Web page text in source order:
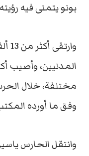
بونو يتمنى فيه
مختلفة، خلال
وفق ما أورده
وانتقل الحارس